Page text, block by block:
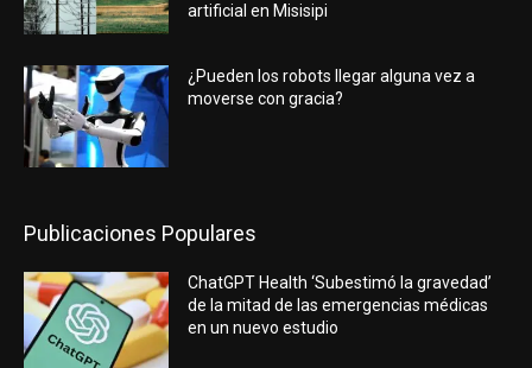
artificial en Misisipi
¿Pueden los robots llegar alguna vez a
moverse con gracia?
Publicaciones Populares
ChatGPT Health ‘Subestimó la gravedad’
de la mitad de las emergencias médicas
en un nuevo estudio